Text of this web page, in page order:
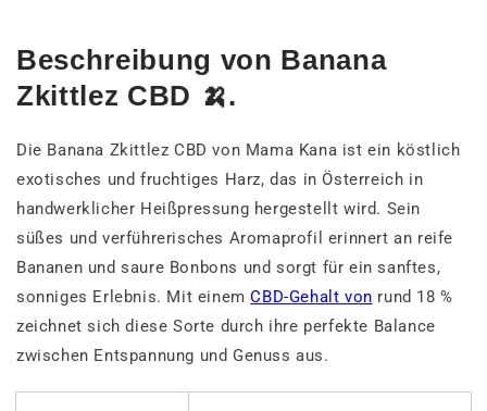
Beschreibung von Banana
Zkittlez CBD 🍌.
Die Banana Zkittlez CBD von Mama Kana ist ein köstlich
exotisches und fruchtiges Harz, das in Österreich in
handwerklicher Heißpressung hergestellt wird. Sein
süßes und verführerisches Aromaprofil erinnert an reife
Bananen und saure Bonbons und sorgt für ein sanftes,
sonniges Erlebnis. Mit einemCBD-Gehalt von rund 18 %
zeichnet sich diese Sorte durch ihre perfekte Balance
zwischen Entspannung und Genuss aus.